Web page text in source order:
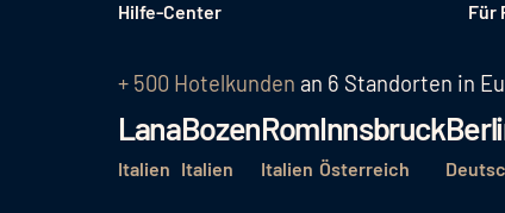
Hilfe-Center
Für
+ 500 Hotelkunden an 6 Standorten in
Lana
Italien
Bozen
Italien
Rom
Italien
Innsbruck
Österreich